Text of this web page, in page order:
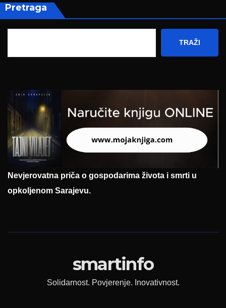
Pretraga
TRAŽI
Nevjerovatna priča o gospodarima života i smrti u
opkoljenom Sarajevu.
smartinfo
Solidarnost. Povjerenje. Inovativnost.